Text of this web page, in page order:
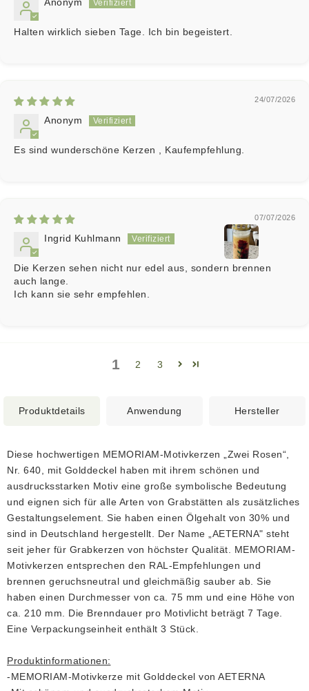
Halten wirklich sieben Tage. Ich bin begeistert.
24/07/2026
Anonym
Es sind wunderschöne Kerzen , Kaufempfehlung.
07/07/2026
Ingrid Kuhlmann
Die Kerzen sehen nicht nur edel aus, sondern brennen
auch lange.
Ich kann sie sehr empfehlen.
1 2 3
Produktdetails Anwendung Hersteller
Diese hochwertigen MEMORIAM-Motivkerzen „Zwei Rosen“,
Nr. 640, mit Golddeckel haben mit ihrem schönen und
ausdrucksstarken Motiv eine große symbolische Bedeutung
und eignen sich für alle Arten von Grabstätten als zusätzliches
Gestaltungselement. Sie haben einen Ölgehalt von 30% und
sind in Deutschland hergestellt. Der Name „AETERNA" steht
seit jeher für Grabkerzen von höchster Qualität. MEMORIAM-
Motivkerzen entsprechen den RAL-Empfehlungen und
brennen geruchsneutral und gleichmäßig sauber ab. Sie
haben einen Durchmesser von ca. 75 mm und eine Höhe von
ca. 210 mm. Die Brenndauer pro Motivlicht beträgt 7 Tage.
Eine Verpackungseinheit enthält 3 Stück.
Produktinformationen:
-MEMORIAM-Motivkerze mit Golddeckel von AETERNA